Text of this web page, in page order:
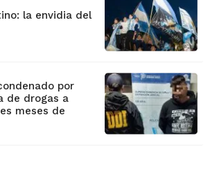
la envidia del
por
de drogas a
meses de